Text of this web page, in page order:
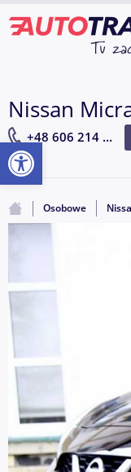
Nissan
+48 606 214 ...
Osobowe
Otwórz pasek narzędzi